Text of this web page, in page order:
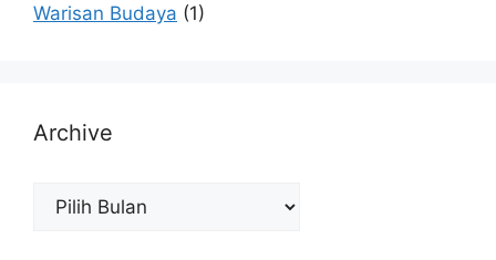
Warisan Budaya (1)
Archive
Archive